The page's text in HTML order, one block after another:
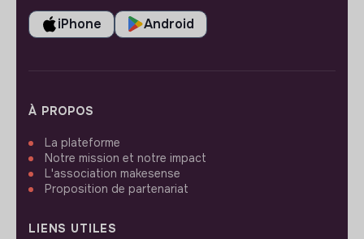
iPhone Android
À PROPOS
La plateforme
Notre mission et notre impact
L'association makesense
Proposition de partenariat
LIENS UTILES